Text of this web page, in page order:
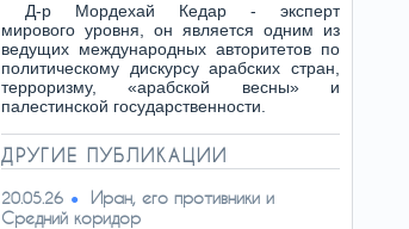
Д-р Мордехай Кедар - эксперт
мирового уровня, он является одним из
ведущих международных авторитетов по
политическому дискурсу арабских стран,
терроризму, «арабской весны» и
палестинской государственности.
ДРУГИЕ ПУБЛИКАЦИИ
20.05.26
Иран, его противники и
Средний коридор